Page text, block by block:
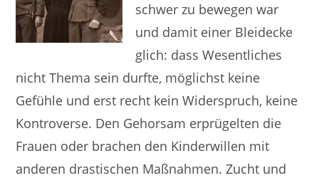
schwer zu bewegen war
und damit einer Bleidecke
glich: dass Wesentliches
nicht Thema sein durfte, möglichst keine
Gefühle und erst recht kein Widerspruch, keine
Kontroverse. Den Gehorsam erprügelten die
Frauen oder brachen den Kinderwillen mit
anderen drastischen Maßnahmen. Zucht und